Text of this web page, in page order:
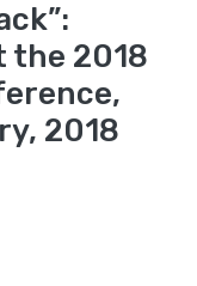
the 2018
2018